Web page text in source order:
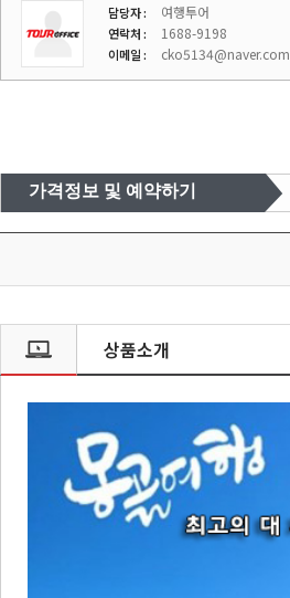
담당자 : 여행투어
연락처 : 1688-9198
이메일 : cko5134@naver.com
가격정보 및 예약하기
상품소개